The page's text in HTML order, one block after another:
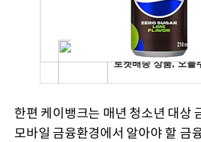
한편 케이뱅크는 매년 청소년 대상
모바일 금융환경에서 알아야 할 금